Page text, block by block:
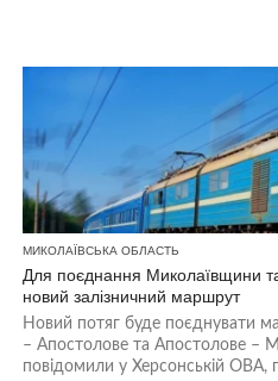
МИКОЛАЇВСЬКА ОБЛАСТЬ
Для поєднання Миколаївщини
новий залізничний маршрут
Новий потяг буде поєднувати
– Апостолове та Апостолове –
повідомили у Херсонській ОВА,